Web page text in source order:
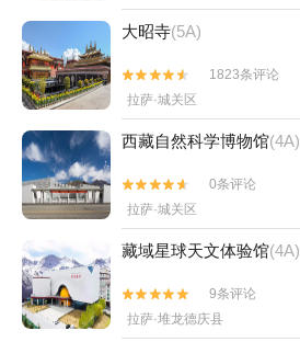
大昭寺(5A)


1823条评论
拉萨·城关区
西藏自然科学博物馆(4A)


0条评论
拉萨·城关区
藏域星球天文体验馆(4A)


9条评论
拉萨·堆龙德庆县